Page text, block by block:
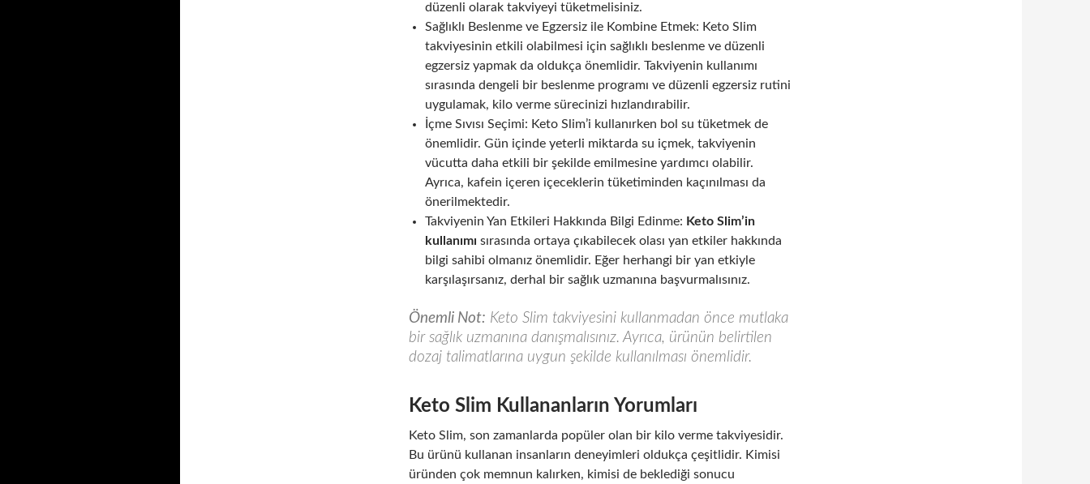
düzenli olarak takviyeyi tüketmelisiniz.
Sağlıklı Beslenme ve Egzersiz ile Kombine Etmek: Keto Slim
takviyesinin etkili olabilmesi için sağlıklı beslenme ve düzenli
egzersiz yapmak da oldukça önemlidir. Takviyenin kullanımı
sırasında dengeli bir beslenme programı ve düzenli egzersiz rutini
uygulamak, kilo verme sürecinizi hızlandırabilir.
İçme Sıvısı Seçimi: Keto Slim’i kullanırken bol su tüketmek de
önemlidir. Gün içinde yeterli miktarda su içmek, takviyenin
vücutta daha etkili bir şekilde emilmesine yardımcı olabilir.
Ayrıca, kafein içeren içeceklerin tüketiminden kaçınılması da
önerilmektedir.
Takviyenin Yan Etkileri Hakkında Bilgi Edinme: Keto Slim’in
kullanımı sırasında ortaya çıkabilecek olası yan etkiler hakkında
bilgi sahibi olmanız önemlidir. Eğer herhangi bir yan etkiyle
karşılaşırsanız, derhal bir sağlık uzmanına başvurmalısınız.
Önemli Not: Keto Slim takviyesini kullanmadan önce mutlaka
bir sağlık uzmanına danışmalısınız. Ayrıca, ürünün belirtilen
dozaj talimatlarına uygun şekilde kullanılması önemlidir.
Keto Slim Kullananların Yorumları
Keto Slim, son zamanlarda popüler olan bir kilo verme takviyesidir.
Bu ürünü kullanan insanların deneyimleri oldukça çeşitlidir. Kimisi
üründen çok memnun kalırken, kimisi de beklediği sonucu